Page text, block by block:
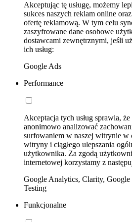
Akceptując tę usługę, możemy
sukces naszych reklam online
ofertę reklamową. W tym celu
zaszyfrowane dane osobowe
dostawcami zewnętrznymi, jeśli
ich usług:
Google Ads
Performance
Akceptacja tych usług sprawia,
anonimowo analizować
surfowaniem w naszej witrynie w
witryny i ciągłego ulepszania
użytkownika. Za zgodą
internetowej korzystamy z
Google Analytics, Clarity,
Testing
Funkcjonalne